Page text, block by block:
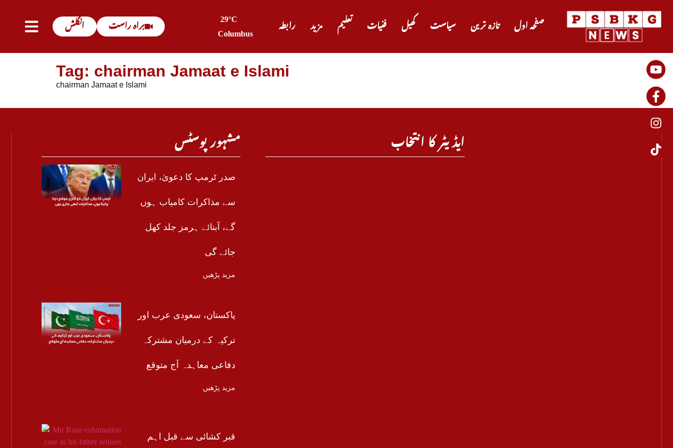
انگلش براہ راست
29°C
Columbus
رابطہ مزید تعلیم فنیات کھیل سیاست تازہ ترین صفحہ اول
Tag: chairman Jamaat e Islami
chairman Jamaat e Islami
مشہور پوسٹس
صدر ٹرمپ کا دعویٰ، ایران
سے مذاکرات کامیاب ہوں
گے، آبنائے ہرمز جلد کھل
جائے گی
مزید پڑھیں
پاکستان، سعودی عرب اور
ترکیہ کے درمیان مشترکہ
دفاعی معاہدہ آج متوقع
مزید پڑھیں
قبر کشائی سے قبل اہم
ایڈیٹر کا انتخاب